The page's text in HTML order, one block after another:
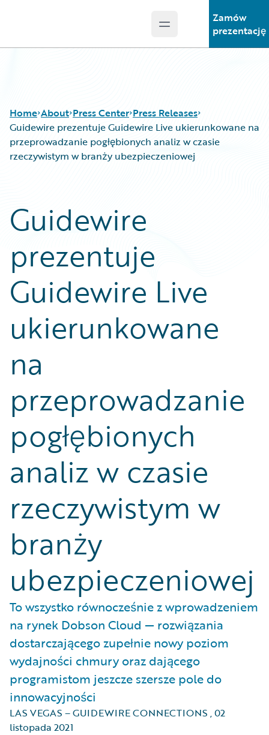
Open main menu
Zamów
prezentację
Home About Press Center Press Releases
Guidewire prezentuje Guidewire Live ukierunkowane na
przeprowadzanie pogłębionych analiz w czasie
rzeczywistym w branży ubezpieczeniowej
Guidewire
prezentuje
Guidewire Live
ukierunkowane
na
przeprowadzanie
pogłębionych
analiz w czasie
rzeczywistym w
branży
ubezpieczeniowej
To wszystko równocześnie z wprowadzeniem
na rynek Dobson Cloud — rozwiązania
dostarczającego zupełnie nowy poziom
wydajności chmury oraz dającego
programistom jeszcze szersze pole do
innowacyjności
LAS VEGAS – GUIDEWIRE CONNECTIONS ,02
listopada 2021